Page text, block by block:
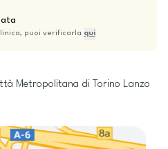
puoi verificarla qui
Metropolitana di Torino Lanzo